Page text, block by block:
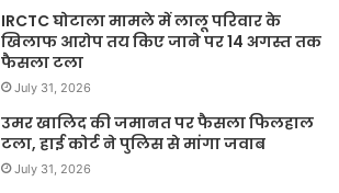
IRCTC घोटाला मामले में लालू परिवार के
खिलाफ आरोप तय किए जाने पर 14 अगस्त तक
फैसला टला
July 31, 2026
उमर खालिद की जमानत पर फैसला फिलहाल
टला, हाई कोर्ट ने पुलिस से मांगा जवाब
July 31, 2026